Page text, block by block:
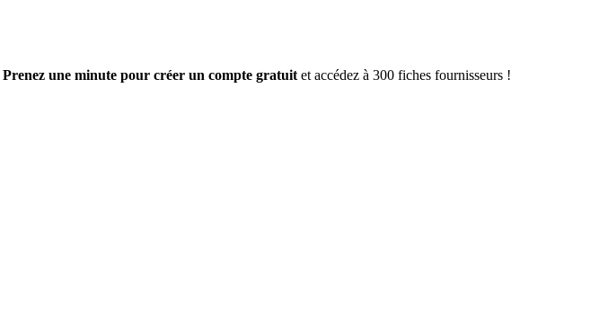
Prenez une minute pour créer un compte gratuit et accédez à 300 fiches fournisseurs !